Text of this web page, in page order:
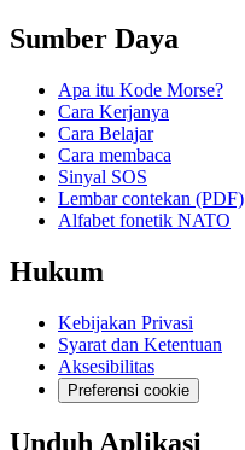
Sumber Daya
Apa itu Kode Morse?
Cara Kerjanya
Cara Belajar
Cara membaca
Sinyal SOS
Lembar contekan (PDF)
Alfabet fonetik NATO
Hukum
Kebijakan Privasi
Syarat dan Ketentuan
Aksesibilitas
Preferensi cookie
Unduh Aplikasi